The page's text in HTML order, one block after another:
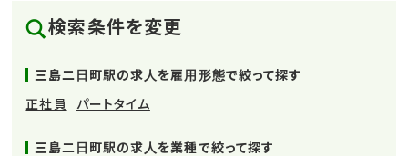
検索条件を変更
三島二日町駅の求人を雇用形態で絞って探す
正社員
パートタイム
三島二日町駅の求人を業種で絞って探す